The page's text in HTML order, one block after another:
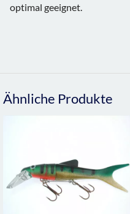
optimal geeignet.
Ähnliche Produkte